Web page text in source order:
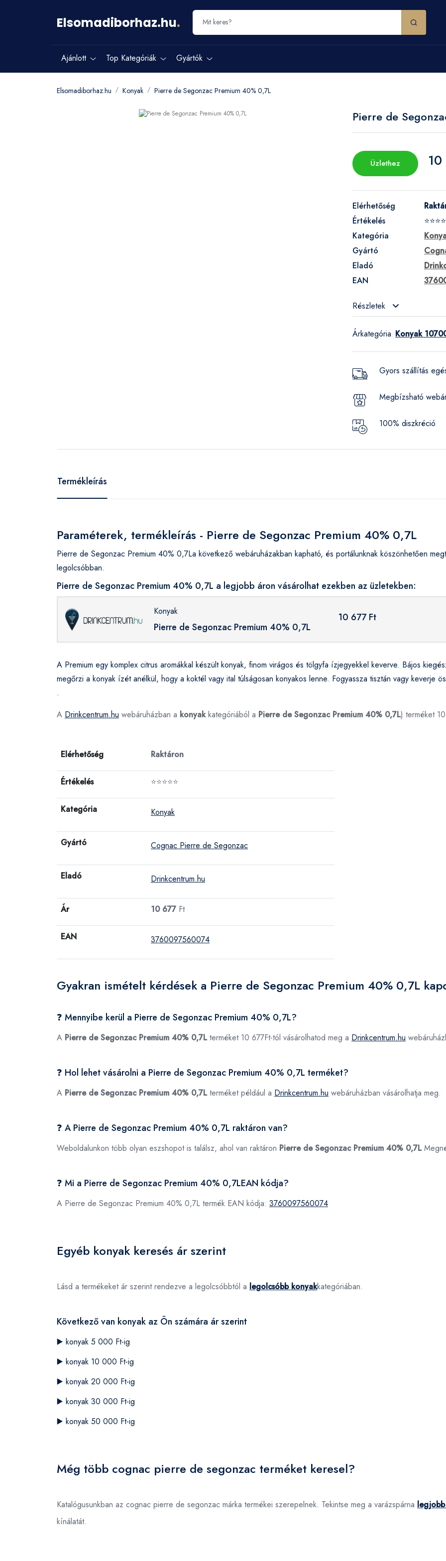
Elsomadiborhaz.hu.
Ajánlott Top Kategóriák Gyártók
Elsomadiborhaz.hu Konyak Pierre de Segonzac Premium 40% 0,7L
Pierre de
Üzlethez
Elérhetőség
Értékelés
Kategória
Gyártó
Eladó
EAN
Részletek
Árkategória: Konyak
Gyors szállítás
Megbízsható
100% diszkréció
Termékleírás
Paraméterek, termékleírás - Pierre de Segonzac Premium 40% 0,7L
Pierre de Segonzac Premium 40% 0,7La következő webáruházakban kapható, és portálunknak köszönhetően
legolcsóbban.
Pierre de Segonzac Premium 40% 0,7L a legjobb áron vásárolhat ezekben az üzletekben:
Konyak
Pierre de Segonzac Premium 40% 0,7L
10 677 Ft
A Premium egy komplex citrus aromákkal készült konyak, finom virágos és tölgyfa ízjegyekkel keverve. Bájos
megőrzi a konyak ízét anélkül, hogy a koktél vagy ital túlságosan konyakos lenne. Fogyassza tisztán vagy keverje
.
A Drinkcentrum.hu webáruházban a konyakkategóriából a Pierre de Segonzac Premium 40% 0,7L) terméket
Elérhetőség Raktáron
Értékelés ⭐⭐⭐⭐⭐
Kategória Konyak
Gyártó Cognac Pierre de Segonzac
Eladó Drinkcentrum.hu
Ár 10 677 Ft
EAN 3760097560074
Gyakran ismételt kérdések a Pierre de Segonzac Premium 40% 0,7L
❓ Mennyibe kerül a Pierre de Segonzac Premium 40% 0,7L?
A Pierre de Segonzac Premium 40% 0,7Lterméket 10 677Ft-tól vásárolhatod meg a Drinkcentrum.hu
❓ Hol lehet vásárolni a Pierre de Segonzac Premium 40% 0,7L terméket?
A Pierre de Segonzac Premium 40% 0,7Lterméket például a Drinkcentrum.hu webáruházban vásárolhatja meg.
❓ A Pierre de Segonzac Premium 40% 0,7L raktáron van?
Weboldalunkon több olyan eszshopot is találsz, ahol van raktáron Pierre de Segonzac Premium 40% 0,7L
❓ Mi a Pierre de Segonzac Premium 40% 0,7LEAN kódja?
A Pierre de Segonzac Premium 40% 0,7L termék EAN kódja: 3760097560074
Egyéb konyak keresés ár szerint
Lásd a termékeket ár szerint rendezve a legolcsóbbtól a legolcsóbb konyakkategóriában.
Következő van konyak az Ön számára ár szerint
▶️ konyak 5 000 Ft-ig
▶️ konyak 10 000 Ft-ig
▶️ konyak 20 000 Ft-ig
▶️ konyak 30 000 Ft-ig
▶️ konyak 50 000 Ft-ig
Még több cognac pierre de segonzac terméket keresel?
Katalógusunkban az cognac pierre de segonzac márka termékei szerepelnek. Tekintse meg a varázspárna
kínálatát.